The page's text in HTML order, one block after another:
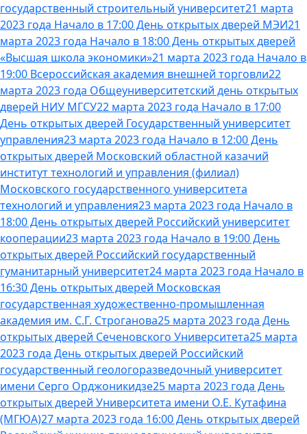
государственный строительный университет21 марта
2023 года Начало в 17:00 День открытых дверей МЭИ21
марта 2023 года Начало в 18:00 День открытых дверей
«Высшая школа экономики»21 марта 2023 года Начало в
19:00 Всероссийская академия внешней торговли22
марта 2023 года Общеуниверситетский день открытых
дверей НИУ МГСУ22 марта 2023 года Начало в 17:00
День открытых дверей Государственный университет
управления23 марта 2023 года Начало в 12:00 День
открытых дверей Московский областной казачий
институт технологий и управления (филиал)
Московского государственного университета
технологий и управления23 марта 2023 года Начало в
18:00 День открытых дверей Российский университет
кооперации23 марта 2023 года Начало в 19:00 День
открытых дверей Российский государственный
гуманитарный университет24 марта 2023 года Начало в
16:30 День открытых дверей Московская
государственная художественно-промышленная
академия им. С.Г. Строганова25 марта 2023 года День
открытых дверей Сеченовского Университета25 марта
2023 года День открытых дверей Российский
государственный геологоразведочный университет
имени Серго Орджоникидзе25 марта 2023 года День
открытых дверей Университета имени О.Е. Кутафина
(МГЮА)27 марта 2023 года 16:00 День открытых дверей